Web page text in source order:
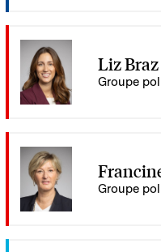
Liz Braz
Groupe
Groupe